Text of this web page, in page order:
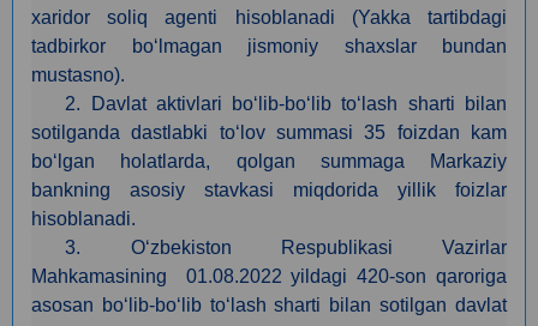
xaridor soliq agenti hisoblanadi (Yakka tartibdagi
tadbirkor bo‘lmagan jismoniy shaxslar bundan
mustasno).
2. Davlat aktivlari bo‘lib-bo‘lib to‘lash sharti bilan
sotilganda dastlabki to‘lov summasi 35 foizdan kam
bo‘lgan holatlarda, qolgan summaga Markaziy
bankning asosiy stavkasi miqdorida yillik foizlar
hisoblanadi.
3. O‘zbekiston Respublikasi Vazirlar
Mahkamasining 01.08.2022 yildagi 420-son qaroriga
asosan bo‘lib-bo‘lib to‘lash sharti bilan sotilgan davlat